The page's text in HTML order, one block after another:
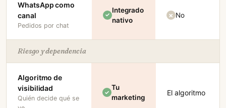
WhatsApp como
canal
Pedidos por chat
Integrado
nativo
No
Riesgo y dependencia
Algoritmo de
visibilidad
Quién decide qué se
Tu
marketing
El algoritmo